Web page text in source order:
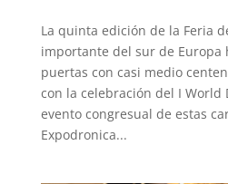
La quinta edición de la Feria
importante del sur de Europa
puertas con casi medio
con la celebración del I World
evento congresual de estas
Expodronica...